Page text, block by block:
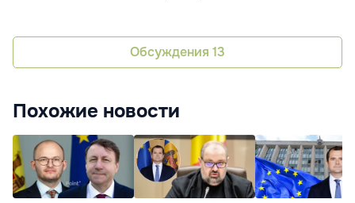
Обсуждения 13
Похожие новости